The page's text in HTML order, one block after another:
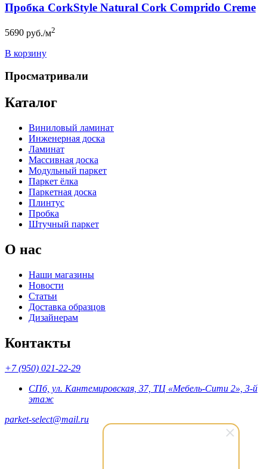
Пробка CorkStyle Natural Cork Comprido Creme
5690 руб./м2
В корзину
Просматривали
Каталог
Виниловый ламинат
Инженерная доска
Ламинат
Массивная доска
Модульный паркет
Паркет ёлка
Паркетная доска
Плинтус
Пробка
Штучный паркет
О нас
Наши магазины
Новости
Статьи
Доставка образцов
Дизайнерам
Контакты
+7 (950) 021-22-29
СПб, ул. Кантемировская, 37, ТЦ «Мебель-Сити 2», 3-й
этаж
parket-select@mail.ru